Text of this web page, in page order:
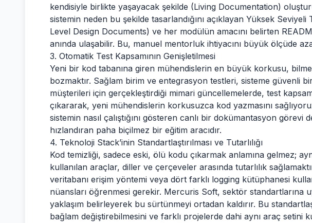
kendisiyle birlikte yaşayacak şekilde (Living Documentation)
sistemin neden bu şekilde tasarlandığını açıklayan Yüksek Seviyeli
Level Design Documents) ve her modülün amacını belirten
anında ulaşabilir. Bu, manuel mentorluk ihtiyacını büyük ölçüde
3. Otomatik Test Kapsamının Genişletilmesi
Yeni bir kod tabanına giren mühendislerin en büyük korkusu,
bozmaktır. Sağlam birim ve entegrasyon testleri, sisteme güvenli
müşterileri için gerçekleştirdiği mimari güncellemelerde, test
çıkararak, yeni mühendislerin korkusuzca kod yazmasını
sistemin nasıl çalıştığını gösteren canlı bir dokümantasyon
hızlandıran paha biçilmez bir eğitim aracıdır.
4. Teknoloji Stack’inin Standartlaştırılması ve Tutarlılığı
Kod temizliği, sadece eski, ölü kodu çıkarmak anlamına gelmez;
kullanılan araçlar, diller ve çerçeveler arasında tutarlılık
veritabanı erişim yöntemi veya dört farklı logging kütüphanesi
nüansları öğrenmesi gerekir. Mercuris Soft, sektör standartlarına
yaklaşım belirleyerek bu sürtünmeyi ortadan kaldırır. Bu
bağlam değiştirebilmesini ve farklı projelerde dahi aynı araç setini